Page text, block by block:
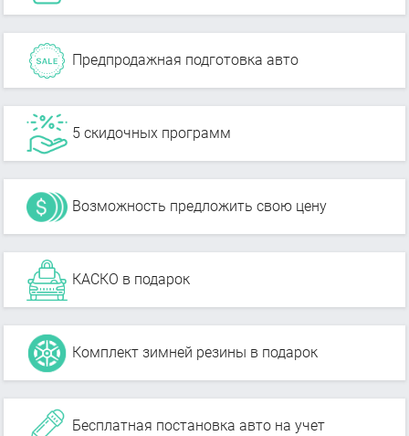
Предпродажная подготовка авто
5 скидочных программ
Возможность предложить свою цену
КАСКО в подарок
Комплект зимней резины в подарок
Бесплатная постановка авто на учет